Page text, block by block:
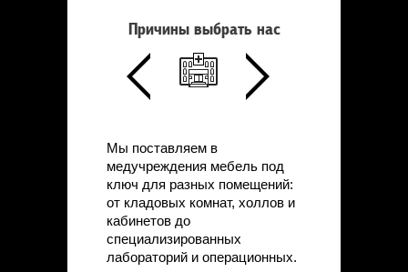
Причины выбрать нас
Мы поставляем в
медучреждения мебель под
ключ для разных помещений:
от кладовых комнат, холлов и
кабинетов до
специализированных
лабораторий и операционных.